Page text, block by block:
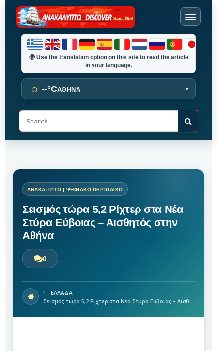
🌍Use the translation option on this site to read the article
in your language.
○ --°CΑΘΗΝΑ
Α
α
ζ
Σεισμός τώρα 5,2 Ρίχτερ στα Νέα
Στύρα Εύβοιας – Αισθητός στην
Αθήνα
0
ΕΛΛΑΔΑ
Σεισμός τώρα 5,2 Ρίχτερ στα Νέα Στύρα Εύβοιας – Αισθητός στην Αθήνα